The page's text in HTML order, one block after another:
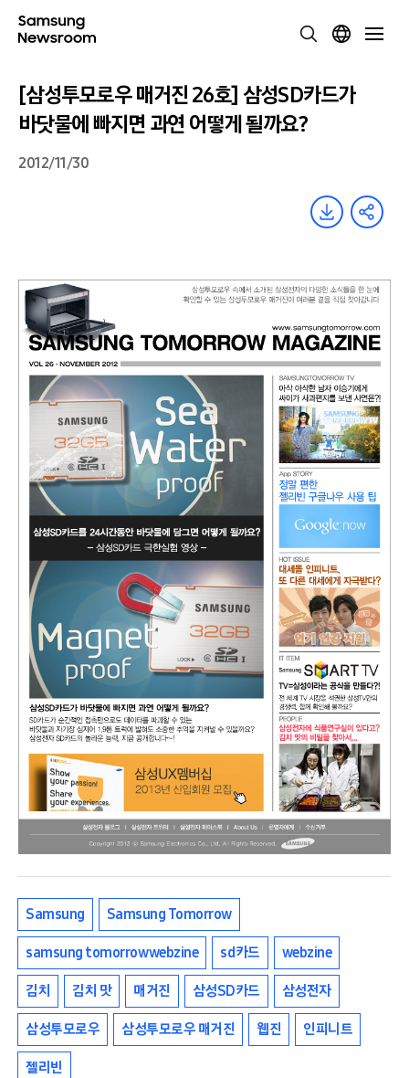
[삼성투모로우 매거진 26호] 삼성SD카드가
바닷물에 빠지면 과연 어떻게 될까요?
2012/11/30
Samsung Samsung Tomorrow
samsung tomorrow webzine sd카드 webzine
김치 김치 맛 매거진 삼성SD카드 삼성전자
삼성투모로우 삼성투모로우 매거진 웹진 인피니트
젤리빈